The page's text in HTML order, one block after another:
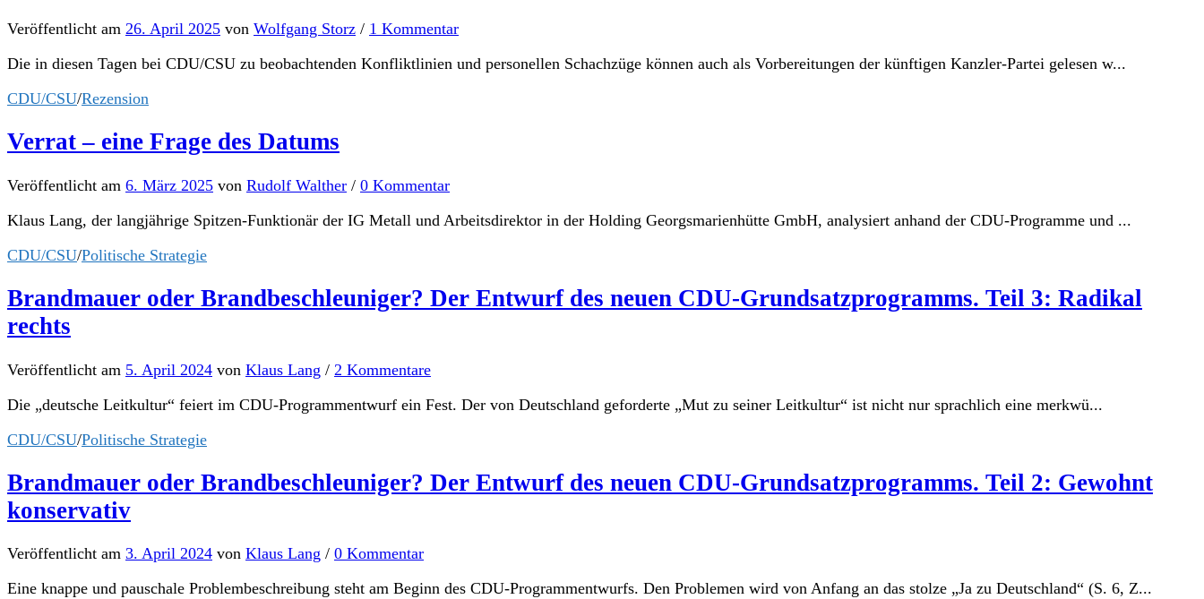
Veröffentlicht am 26. April 2025 von Wolfgang Storz / 1 Kommentar
Die in diesen Tagen bei CDU/CSU zu beobachtenden Konfliktlinien und personellen Schachzüge können auch als Vorbereitungen der künftigen Kanzler-Partei gelesen w...
CDU/CSU/Rezension
Verrat – eine Frage des Datums
Veröffentlicht am 6. März 2025 von Rudolf Walther / 0 Kommentar
Klaus Lang, der langjährige Spitzen-Funktionär der IG Metall und Arbeitsdirektor in der Holding Georgsmarienhütte GmbH, analysiert anhand der CDU-Programme und ...
CDU/CSU/Politische Strategie
Brandmauer oder Brandbeschleuniger? Der Entwurf des neuen CDU-Grundsatzprogramms. Teil 3: Radikal
rechts
Veröffentlicht am 5. April 2024 von Klaus Lang / 2 Kommentare
Die „deutsche Leitkultur“ feiert im CDU-Programmentwurf ein Fest. Der von Deutschland geforderte „Mut zu seiner Leitkultur“ ist nicht nur sprachlich eine merkwü...
CDU/CSU/Politische Strategie
Brandmauer oder Brandbeschleuniger? Der Entwurf des neuen CDU-Grundsatzprogramms. Teil 2: Gewohnt
konservativ
Veröffentlicht am 3. April 2024 von Klaus Lang / 0 Kommentar
Eine knappe und pauschale Problembeschreibung steht am Beginn des CDU-Programmentwurfs. Den Problemen wird von Anfang an das stolze „Ja zu Deutschland“ (S. 6, Z...